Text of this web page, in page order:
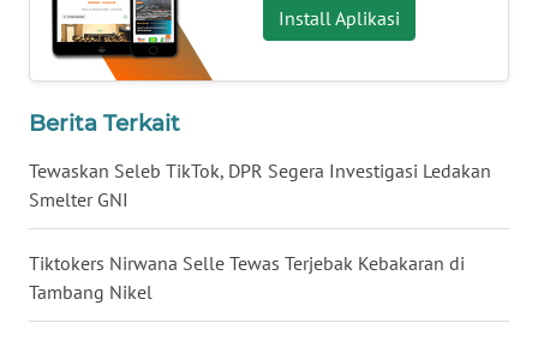
Install Aplikasi
Berita Terkait
Tewaskan Seleb TikTok, DPR Segera Investigasi Ledakan
Smelter GNI
Tiktokers Nirwana Selle Tewas Terjebak Kebakaran di
Tambang Nikel
NTB
WN
WN
SULBAR
WN